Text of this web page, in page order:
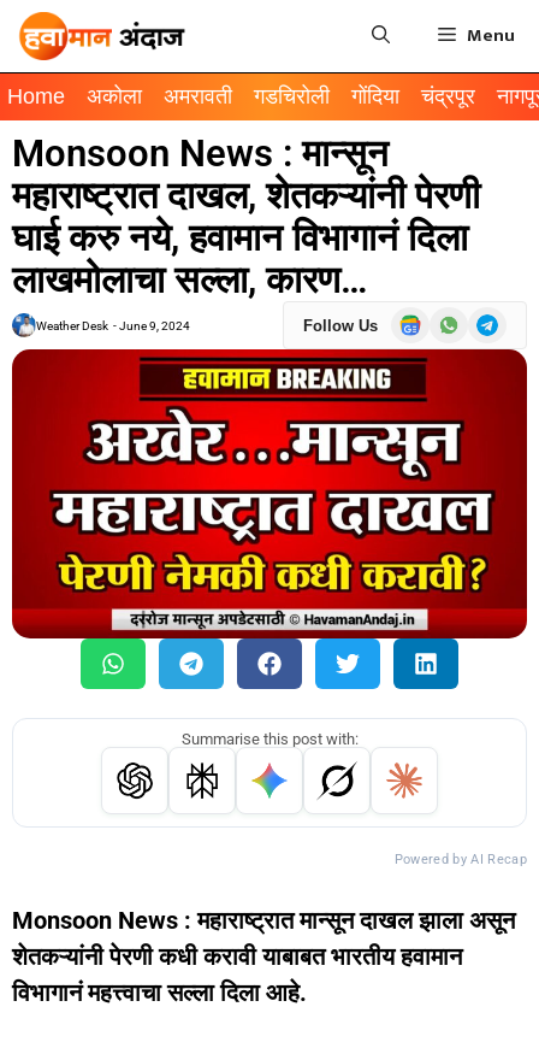
Menu
Home अकोला अमरावती गडचिरोली गोंदिया चंद्रपूर
Monsoon News : मान्सून
महाराष्ट्रात दाखल, शेतकऱ्यांनी पेरणी
घाई करु नये, हवामान विभागानं दिला
लाखमोलाचा सल्ला, कारण…
Weather Desk -June 9, 2024 Follow Us
Summarise this post with:
Powered by AI Recap
Monsoon News : महाराष्ट्रात मान्सून दाखल झाला असून
शेतकऱ्यांनी पेरणी कधी करावी याबाबत भारतीय हवामान
विभागानं महत्त्वाचा सल्ला दिला आहे.